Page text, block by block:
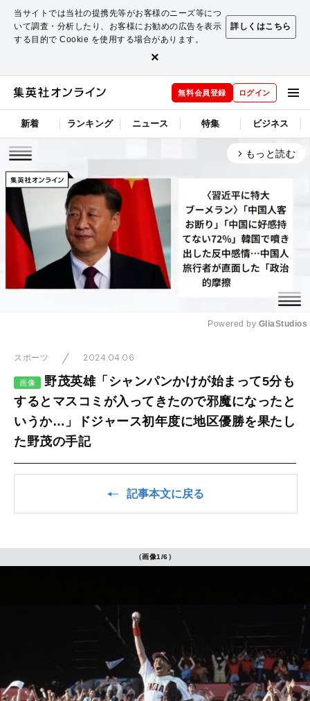
当サイトでは当社の提携先等がお客様のニーズ等につ
いて調査・分析したり、お客様にお勧めの広告を表示
する目的で Cookie を使用する場合があります。
詳しくはこちら
×
無料会員登録 ログイン
新着 ランキング ニュース 特集 ビジネス
arrow_forward_ios もっと読む
Powered by GliaStudios
スポーツ 2024.04.06
画像
野茂英雄「シャンパンかけが始まって5分も
するとマスコミが入ってきたので邪魔になったと
いうか…」ドジャース初年度に地区優勝を果たし
た野茂の手記
記事本文に戻る
（画像1/6）